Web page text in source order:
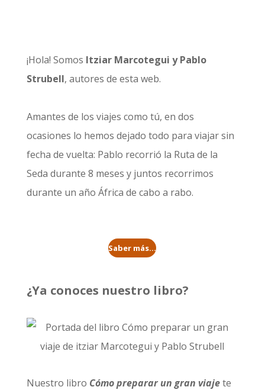
¡Hola! Somos Itziar Marcotegui y Pablo
Strubell, autores de esta web.
Amantes de los viajes como tú, en dos
ocasiones lo hemos dejado todo para viajar sin
fecha de vuelta: Pablo recorrió la Ruta de la
Seda durante 8 meses y juntos recorrimos
durante un año África de cabo a rabo.
Saber más...
¿Ya conoces nuestro libro?
Nuestro libro Cómo preparar un gran viajete